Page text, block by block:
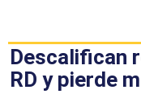
Descalifican
RD y pierde